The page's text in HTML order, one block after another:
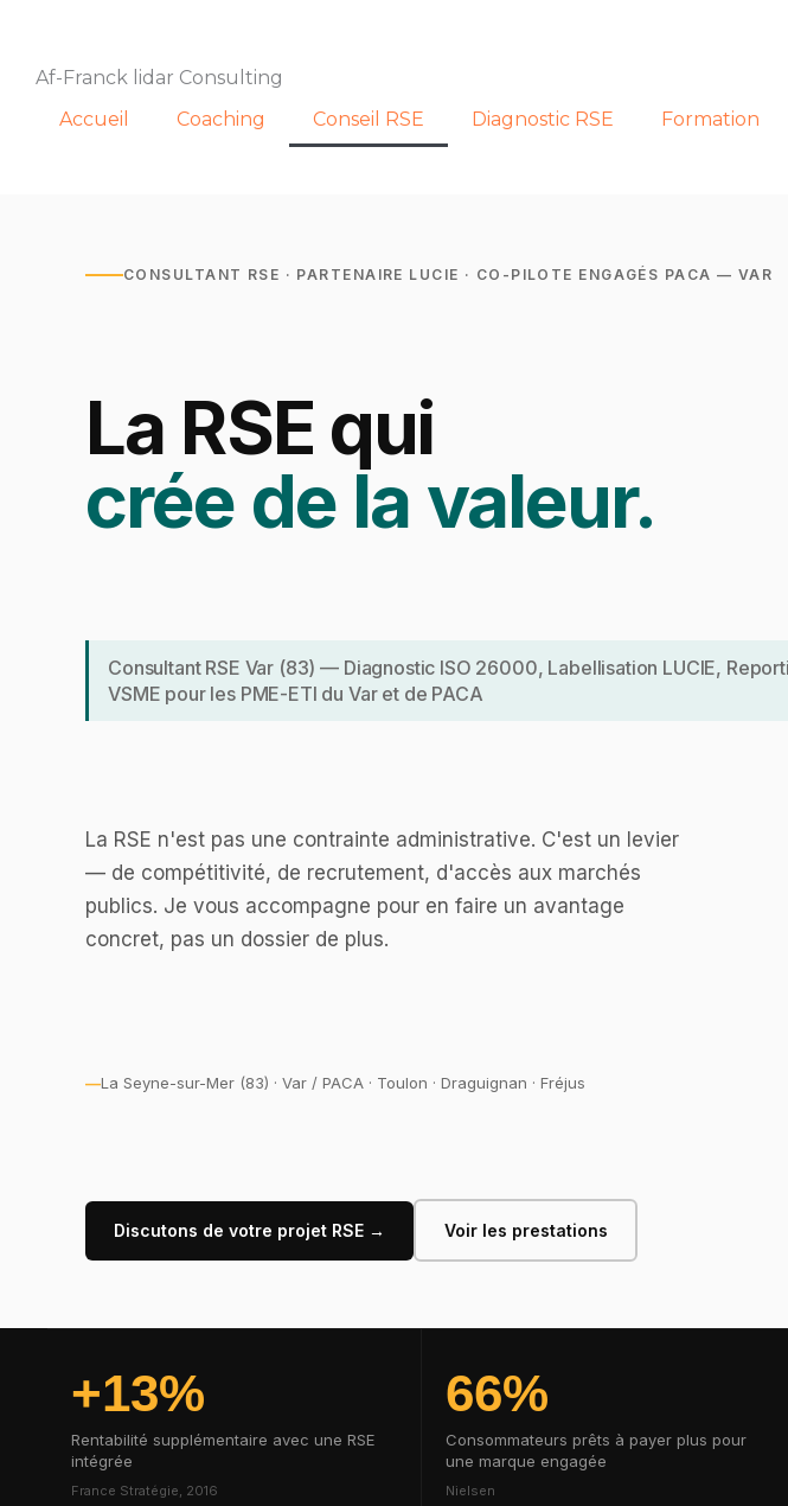
contenu
Af-Franck lidar Consulting
Accueil
Coaching Conseil RSE Diagnostic RSE Formation
CONSULTANT RSE · PARTENAIRE LUCIE · CO-PILOTE ENGAGÉS PACA — VAR
La RSE qui
crée de la valeur.
Consultant RSE Var (83) — Diagnostic ISO 26000, Labellisation LUCIE,
VSME pour les PME-ETI du Var et de PACA
La RSE n'est pas une contrainte administrative. C'est un levier
— de compétitivité, de recrutement, d'accès aux marchés
publics. Je vous accompagne pour en faire un avantage
concret, pas un dossier de plus.
La Seyne-sur-Mer (83) · Var / PACA · Toulon · Draguignan · Fréjus
Discutons de votre projet RSE → Voir les prestations
+13%
Rentabilité supplémentaire avec une RSE
intégrée
France Stratégie, 2016
66%
Consommateurs prêts à payer plus pour
une marque engagée
Nielsen